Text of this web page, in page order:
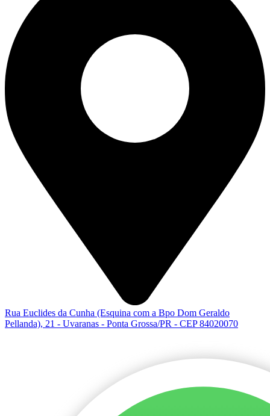
Rua Euclides da Cunha (Esquina com a Bpo Dom Geraldo
Pellanda), 21 - Uvaranas - Ponta Grossa/PR - CEP 84020070